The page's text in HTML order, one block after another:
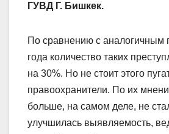
ГУВД Г. Бишкек.
По сравнению с аналогичным
года количество таких
на 30%. Но не стоит этого
правоохранители. По их
больше, на самом деле, не
улучшилась выявляемость,